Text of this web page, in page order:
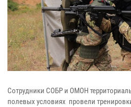
Сотрудники СОБР и ОМОН
полевых условиях провели